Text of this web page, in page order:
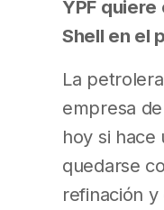
YPF
Shell en el
La
empresa
hoy si hace
quedarse
refinación